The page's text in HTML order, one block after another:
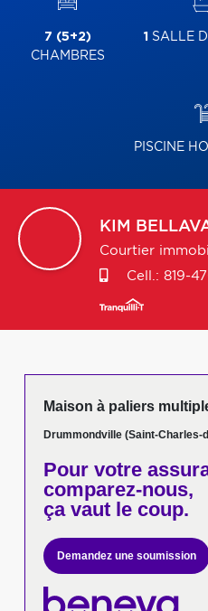
7 (5+2)
CHAMBRES
1 SALLE
PISCINE
KIM
Courtier
Cell.: 819-
Maison à paliers
Drummondville (Saint-Charles-
Pour votre
comparez-nous,
ça vaut le coup.
Demandez une soumission